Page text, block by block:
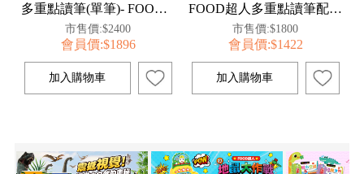
多重點讀筆(單筆)- FOOD超人
市售價:$2400
會員價:$1896
FOOD超人多重點讀筆配件（錄音貼紙+歌曲點讀卡）
市售價:$1800
會員價:$1422